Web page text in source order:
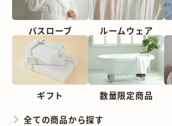
バスローブ ルームウェア
ギフト 数量限定商品
全ての商品から探す